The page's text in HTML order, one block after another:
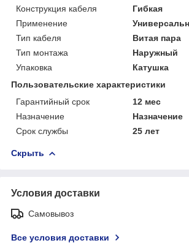
Конструкция кабеля
Гибкая
Применение
Тип кабеля
Витая пара
Тип монтажа
Наружный
Упаковка
Катушка
Пользовательские характеристики
Гарантийный срок
12 мес
Назначение
Назначение
Срок службы
25 лет
Скрыть
Условия доставки
Самовывоз
Все условия доставки